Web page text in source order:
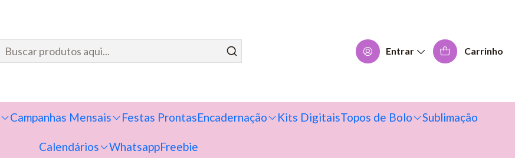
Entrar Carrinho
Campanhas Mensais Festas ProntasEncadernação Kits DigitaisTopos de Bolo Sublimação
Calendários WhatsappFreebie